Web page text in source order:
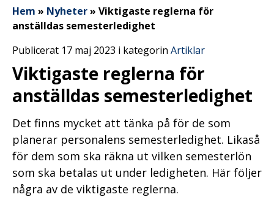
Hem » Nyheter» Viktigaste reglerna för
anställdas semesterledighet
Publicerat 17 maj 2023 i kategorin Artiklar
Viktigaste reglerna för
anställdas semesterledighet
Det finns mycket att tänka på för de som
planerar personalens semesterledighet. Likaså
för dem som ska räkna ut vilken semesterlön
som ska betalas ut under ledigheten. Här följer
några av de viktigaste reglerna.